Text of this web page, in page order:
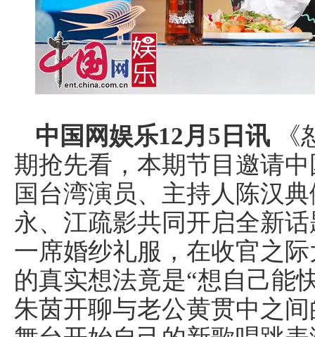
中国网娱乐12月5日讯
期抢先看，本期节目邀请
国台湾演员、主持人陈汉
永、江疏影共同开启全新
一席婚纱礼服，在收官之
的真实想法竟是“想自己能
朱茵开聊与老公黄贯中之